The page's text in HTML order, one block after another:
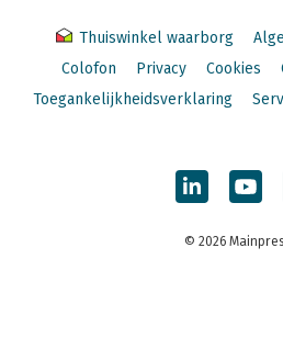
Thuiswinkel waarborg
Colofon
Privacy Cookies
Toegankelijkheidsverklaring
© 2026